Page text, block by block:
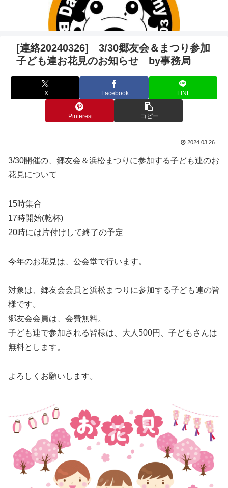
[連絡20240326] 3/30郷友会＆まつり参加
子ども連お花見のお知らせ by事務局
X Facebook LINE
Pinterest コピー
2024.03.26
3/30開催の、郷友会＆浜松まつりに参加する子ども連のお
花見について
15時集合
17時開始(乾杯)
20時には片付けして終了の予定
今年のお花見は、公会堂で行います。
対象は、郷友会会員と浜松まつりに参加する子ども連の皆
様です。
郷友会会員は、会費無料。
子ども連で参加される皆様は、大人500円、子どもさんは
無料とします。
よろしくお願いします。